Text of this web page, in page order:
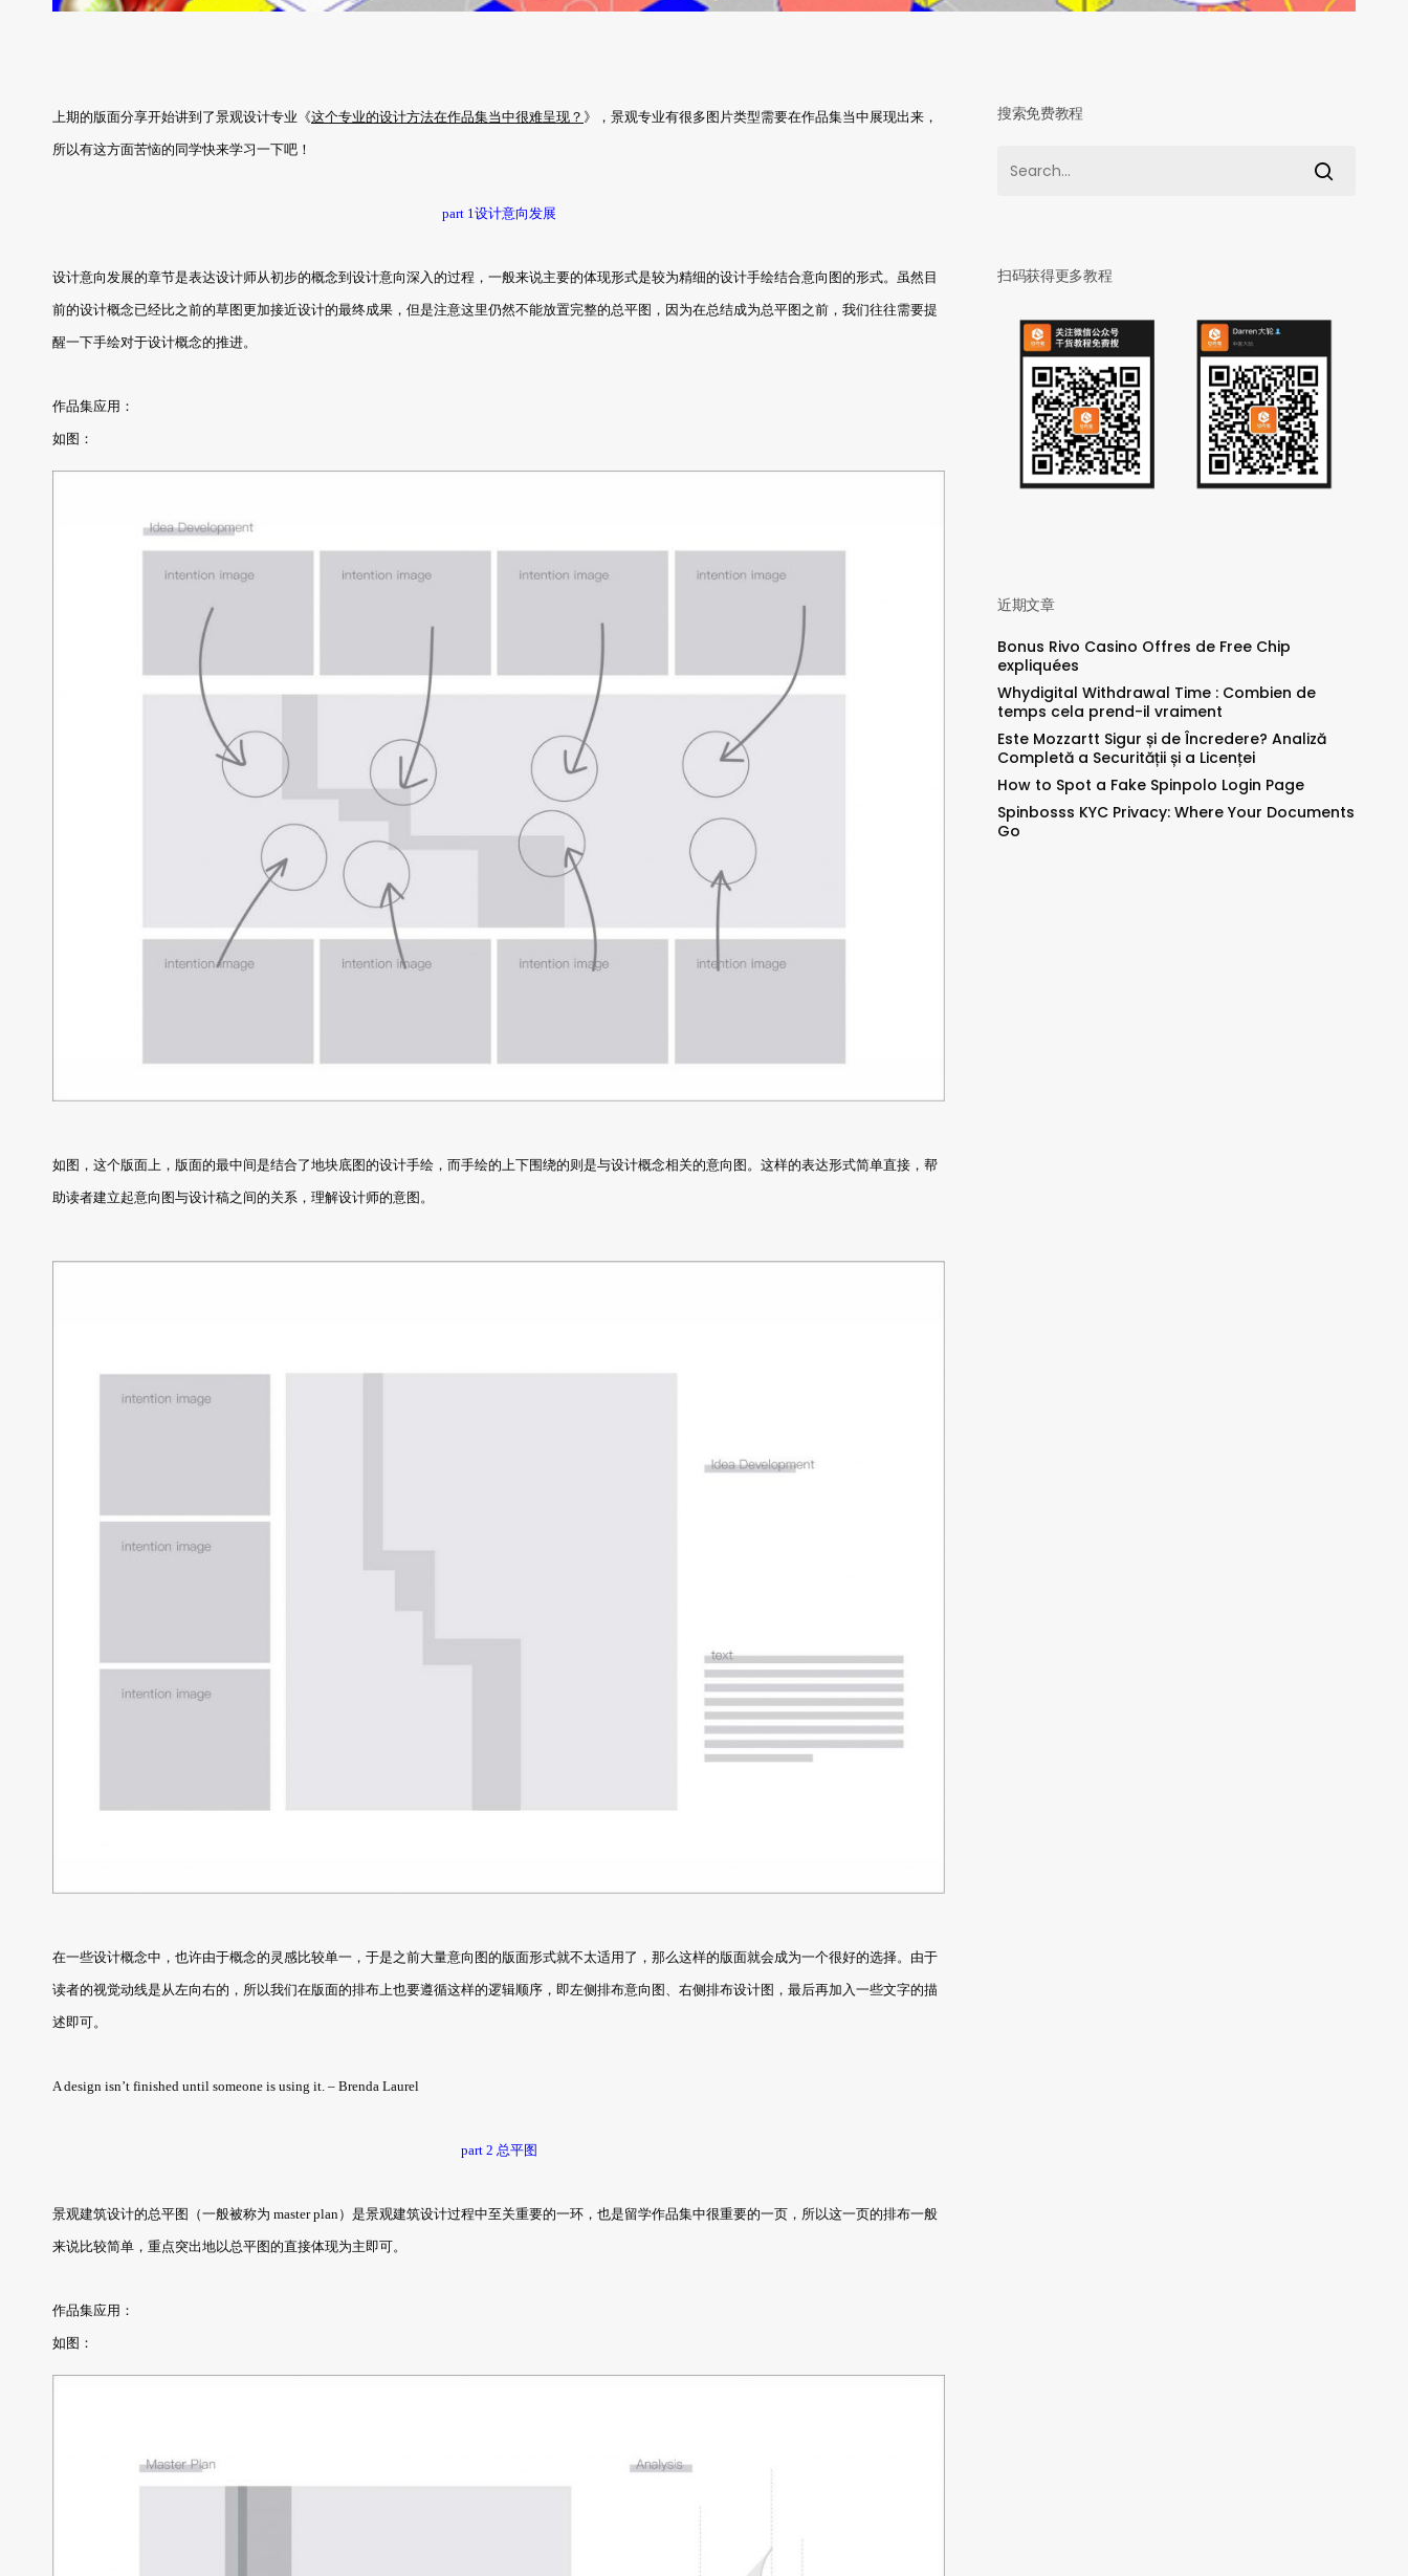
上期的版面分享开始讲到了景观设计专业《这个专业的设计方法在作品集当中很难呈现？ 》，景观专业有很多图片类型需要在作品集当中展现出来，
所以有这方面苦恼的同学快来学习一下吧！
part 1设计意向发展
设计意向发展的章节是表达设计师从初步的概念到设计意向深入的过程，一般来说主要的体现形式是较为精细的设计手绘结合意向图的形式。虽然目
前的设计概念已经比之前的草图更加接近设计的最终成果，但是注意这里仍然不能放置完整的总平图，因为在总结成为总平图之前，我们往往需要提
醒一下手绘对于设计概念的推进。
作品集应用：
如图：
如图，这个版面上，版面的最中间是结合了地块底图的设计手绘，而手绘的上下围绕的则是与设计概念相关的意向图。这样的表达形式简单直接，帮
助读者建立起意向图与设计稿之间的关系，理解设计师的意图。
在一些设计概念中，也许由于概念的灵感比较单一，于是之前大量意向图的版面形式就不太适用了，那么这样的版面就会成为一个很好的选择。由于
读者的视觉动线是从左向右的，所以我们在版面的排布上也要遵循这样的逻辑顺序，即左侧排布意向图、右侧排布设计图，最后再加入一些文字的描
述即可。
A design isn’t finished until someone is using it. – Brenda Laurel
part 2 总平图
景观建筑设计的总平图（一般被称为 master plan）是景观建筑设计过程中至关重要的一环，也是留学作品集中很重要的一页，所以这一页的排布一般
来说比较简单，重点突出地以总平图的直接体现为主即可。
作品集应用：
如图：
搜索免费教程
扫码获得更多教程
近期文章
Bonus Rivo Casino Offres de Free Chip
expliquées
Whydigital Withdrawal Time : Combien de
temps cela prend-il vraiment
Este Mozzartt Sigur și de Încredere? Analiză
Completă a Securității și a Licenței
How to Spot a Fake Spinpolo Login Page
Spinbosss KYC Privacy: Where Your Documents
Go